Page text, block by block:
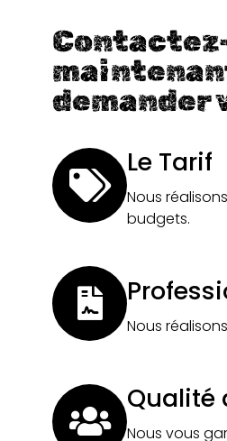
demander
Le Tarif
Nous
budgets.
Nous
Qualité
Nous vous